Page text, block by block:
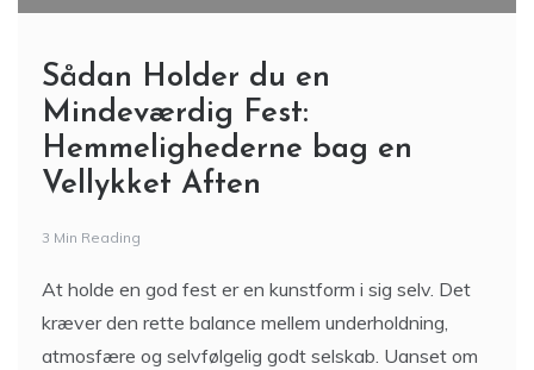
Sådan Holder du en
Mindeværdig Fest:
Hemmelighederne bag en
Vellykket Aften
3 Min Reading
At holde en god fest er en kunstform i sig selv. Det
kræver den rette balance mellem underholdning,
atmosfære og selvfølgelig godt selskab. Uanset om